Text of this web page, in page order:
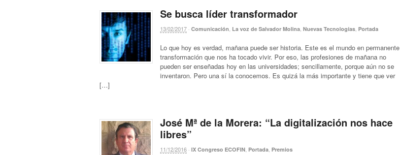
Se busca líder transformador
13/02/2017 · Comunicación La voz de Salvador Molina Nuevas Tecnologías Portada
Lo que hoy es verdad, mañana puede ser historia. Este es el mundo en permanente
transformación que nos ha tocado vivir. Por eso, las profesiones de mañana no
pueden ser enseñadas hoy en las universidades; sencillamente, porque aún no se
inventaron. Pero una sí la conocemos. Es quizá la más importante y tiene que ver
[…]
José Mª de la Morera: “La digitalización nos hace
libres”
11/12/2016 · IX Congreso ECOFIN, Portada, Premios